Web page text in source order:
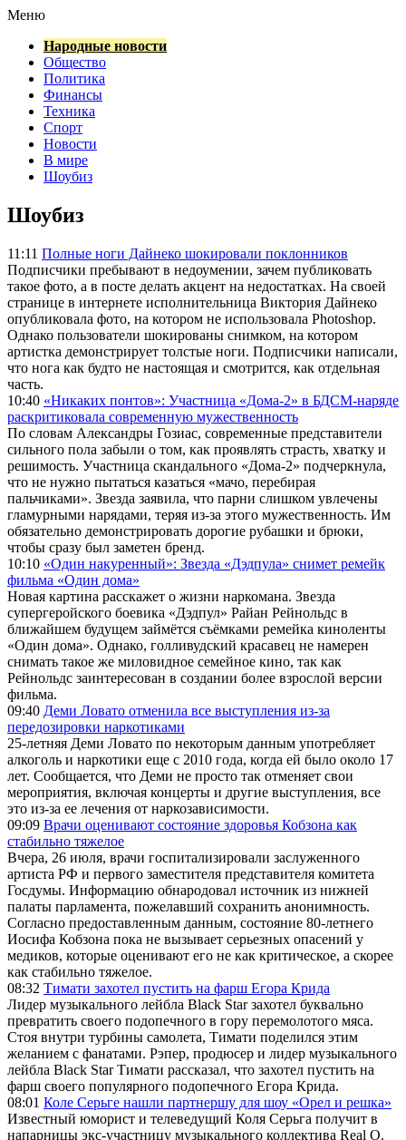
Меню
Народные новости
Общество
Политика
Финансы
Техника
Спорт
Новости
В мире
Шоубиз
Шоубиз
11:11 Полные ноги Дайнеко шокировали поклонников
Подписчики пребывают в недоумении, зачем публиковать
такое фото, а в посте делать акцент на недостатках. На своей
странице в интернете исполнительница Виктория Дайнеко
опубликовала фото, на котором не использовала Photoshop.
Однако пользователи шокированы снимком, на котором
артистка демонстрирует толстые ноги. Подписчики написали,
что нога как будто не настоящая и смотрится, как отдельная
часть.
10:40 «Никаких понтов»: Участница «Дома-2» в БДСМ-наряде
раскритиковала современную мужественность
По словам Александры Гозиас, современные представители
сильного пола забыли о том, как проявлять страсть, хватку и
решимость. Участница скандального «Дома-2» подчеркнула,
что не нужно пытаться казаться «мачо, перебирая
пальчиками». Звезда заявила, что парни слишком увлечены
гламурными нарядами, теряя из-за этого мужественность. Им
обязательно демонстрировать дорогие рубашки и брюки,
чтобы сразу был заметен бренд.
10:10 «Один накуренный»: Звезда «Дэдпула» снимет ремейк
фильма «Один дома»
Новая картина расскажет о жизни наркомана. Звезда
супергеройского боевика «Дэдпул» Райан Рейнольдс в
ближайшем будущем займётся съёмками ремейка киноленты
«Один дома». Однако, голливудский красавец не намерен
снимать такое же миловидное семейное кино, так как
Рейнольдс заинтересован в создании более взрослой версии
фильма.
09:40 Деми Ловато отменила все выступления из-за
передозировки наркотиками
25-летняя Деми Ловато по некоторым данным употребляет
алкоголь и наркотики еще с 2010 года, когда ей было около 17
лет. Сообщается, что Деми не просто так отменяет свои
мероприятия, включая концерты и другие выступления, все
это из-за ее лечения от наркозависимости.
09:09 Врачи оценивают состояние здоровья Кобзона как
стабильно тяжелое
Вчера, 26 июля, врачи госпитализировали заслуженного
артиста РФ и первого заместителя представителя комитета
Госдумы. Информацию обнародовал источник из нижней
палаты парламента, пожелавший сохранить анонимность.
Согласно предоставленным данным, состояние 80-летнего
Иосифа Кобзона пока не вызывает серьезных опасений у
медиков, которые оценивают его не как критическое, а скорее
как стабильно тяжелое.
08:32 Тимати захотел пустить на фарш Егора Крида
Лидер музыкального лейбла Black Star захотел буквально
превратить своего подопечного в гору перемолотого мяса.
Стоя внутри турбины самолета, Тимати поделился этим
желанием с фанатами. Рэпер, продюсер и лидер музыкального
лейбла Black Star Тимати рассказал, что захотел пустить на
фарш своего популярного подопечного Егора Крида.
08:01 Коле Серьге нашли партнершу для шоу «Орел и решка»
Известный юморист и телеведущий Коля Серьга получит в
напарницы экс-участницу музыкального коллектива Real O.